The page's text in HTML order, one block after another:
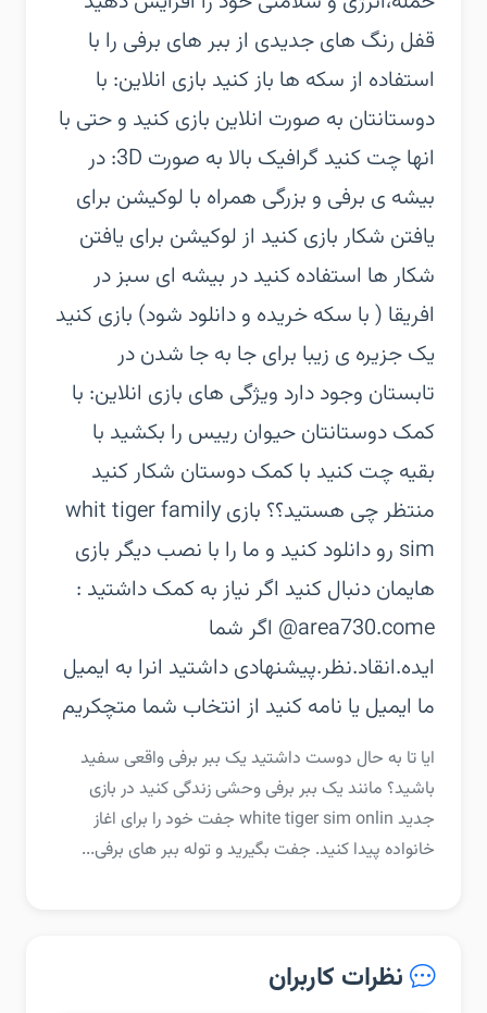
قفل رنگ های جدیدی از ببر های برفی را با
استفاده از سکه ها باز کنید‏ بازی انلاین:‏ با
دوستانتان به صورت انلاین بازی کنید و حتی با
انها چت کنید‏ گرافیک بالا به صورت 3D:‏ در
بیشه ی برفی و بزرگی همراه با لوکیشن برای
یافتن شکار بازی کنید‏ از لوکیشن برای یافتن
شکار ها استفاده کنید‏ در بیشه ای سبز در
افریقا ( با سکه خریده و دانلود شود) بازی کنید‏
یک جزیره ی زیبا برای جا به جا شدن در
تابستان وجود دارد‏ ویژگی های بازی انلاین:‏ با
کمک دوستانتان حیوان رییس را بکشید‏ با
بقیه چت کنید‏ با کمک دوستان شکار کنید‏
منتظر چی هستید؟؟ بازی whit tiger family
sim رو دانلود کنید و ما را با نصب دیگر بازی
هایمان دنبال کنید‏ اگر نیاز به کمک داشتید :
area730.come@‏ اگر شما
ایده.انقاد.نظر.پیشنهادی داشتید انرا به ایمیل
ما ایمیل یا نامه کنید‏ از انتخاب شما متچکریم
‏‏ایا تا به حال دوست داشتید یک ببر برفی واقعی سفید
باشید؟‏ مانند یک ببر برفی وحشی زندگی کنید در بازی
جدید white tiger sim onlin‏ جفت خود را برای اغاز
خانواده پیدا کنید. جفت بگیرید و توله ببر های برفی...
نظرات کاربران